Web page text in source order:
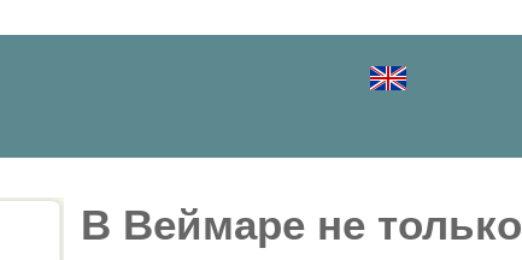
В Веймаре не только